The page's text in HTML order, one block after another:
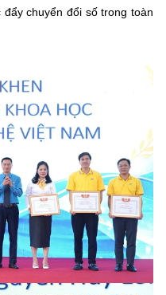
đẩy chuyển đổi số trong toàn